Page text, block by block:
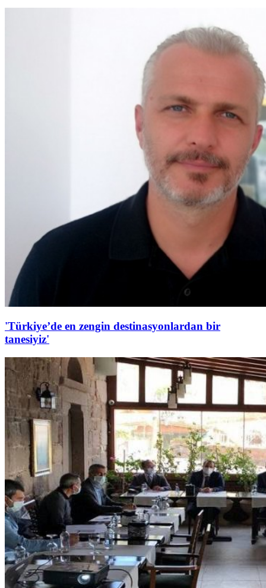
'Türkiye’de en zengin destinasyonlardan bir
tanesiyiz'